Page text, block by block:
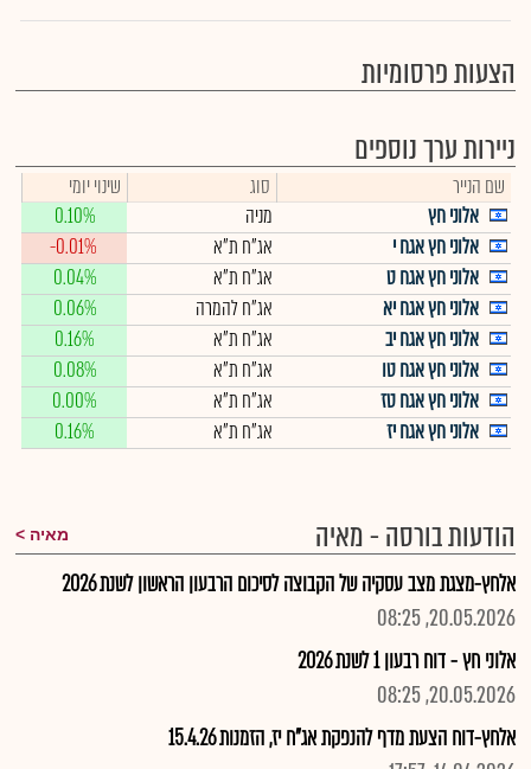
הצעות פרסומיות
ניירות ערך נוספים
שם הנייר סוג
שינוי יומי
אלוני חץ
מניה
0.10%
אלוני חץ אגח י
אג"ח ת"א
-0.01%
אלוני חץ אגח ט
אג"ח ת"א
0.04%
אלוני חץ אגח יא
אג"ח להמרה
0.06%
אלוני חץ אגח יב
אג"ח ת"א
0.16%
אלוני חץ אגח טו
אג"ח ת"א
0.08%
אלוני חץ אגח טז
אג"ח ת"א
0.00%
אלוני חץ אגח יז
אג"ח ת"א 0.16%
הודעות בורסה - מאיה מאיה
אלחץ-מצגת מצב עסקיה של הקבוצה לסיכום הרבעון הראשון לשנת 2026
20.05.2026, 08:25
אלוני חץ - דוח רבעון 1 לשנת 2026
20.05.2026, 08:25
אלחץ-דוח הצעת מדף להנפקת אג"ח יז, הזמנות 15.4.26